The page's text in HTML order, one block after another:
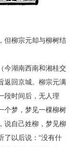
柳宗元却与柳树结
湖南西南和湘桂交
返回京城。柳宗元满
段时间后，无人理
个梦，梦见一棵柳树
说自己姓柳，梦见柳
了以后说：“没有什